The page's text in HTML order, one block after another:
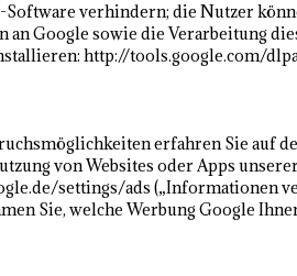
verhindern; die Nutzer
Google sowie die Verarbeitung
http://tools.google.com/
erfahren Sie auf
von Websites oder Apps unserer
settings/ads („Informationen
Sie, welche Werbung Google